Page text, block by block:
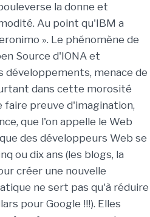
la donne et
Au point qu'IBM a
». Le phénomène de
Source d'IONA et
développements, menace de
dans cette morosité
preuve d'imagination,
que l'on appelle le Web
des développeurs Web se
ou dix ans (les blogs, la
créer une nouvelle
ne sert pas qu'à réduire
pour Google !!!). Elles